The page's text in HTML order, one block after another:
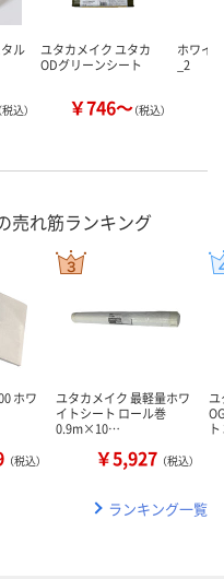
ル
（税込）
ユタカメイク ユタカ
ODグリーンシート
￥746～（税込）
ホワイ
_2
売れ筋ランキング
ホワ
（税込）
ユタカメイク 最軽量ホワ
イトシート ロール巻
0.9m×10…
￥5,927 （税込）
ランキング一覧